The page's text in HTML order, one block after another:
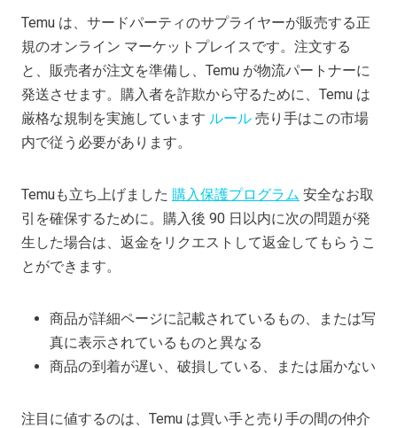
Temu は、サードパーティのサプライヤーが販売する正
規のオンライン マーケットプレイスです。注文する
と、販売者が注文を準備し、Temu が物流パートナーに
発送させます。購入者を詐欺から守るために、Temu は
厳格な規制を実施しています ルール 売り手はこの市場
内で従う必要があります。
Temuも立ち上げました 購入保護プログラム 安全なお取
引を確保するために。購入後 90 日以内に次の問題が発
生した場合は、返金をリクエストして返金してもらうこ
とができます。
商品が詳細ページに記載されているもの、または写
真に表示されているものと異なる
商品の到着が遅い、破損している、または届かない
注目に値するのは、Temu は買い手と売り手の間の仲介